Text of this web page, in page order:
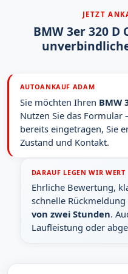
JETZT
BMW 3er 320
AUTOANKAUF ADAM
Sie möchten Ihren BMW
Nutzen Sie das
bereits eingetragen, Sie
Zustand und Kontakt.
DARAUF LEGEN WIR WERT
Ehrliche Bewertung,
schnelle
von zwei Stunden.
Laufleistung oder